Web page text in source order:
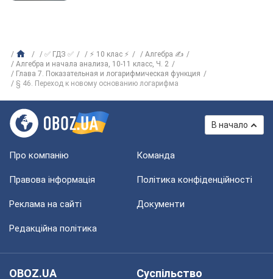
✅ ГДЗ ✅ ⚡ 10 клас ⚡
Алгебра ✍
Алгебра и начала анализа, 10-11 класс, Ч. 2
Глава 7. Показательная и логарифмическая функция
§ 46. Переход к новому основанию логарифма
В начало
Про компанію Команда
Правова інформація Політика конфіденційності
Реклама на сайті Документи
Редакційна політика
OBOZ.UA
Суспільство